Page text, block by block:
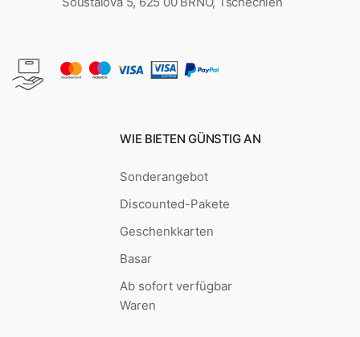
WIE BIETEN GÜNSTIG AN
Sonderangebot
Discounted-Pakete
Geschenkkarten
Basar
Ab sofort verfügbar
Waren